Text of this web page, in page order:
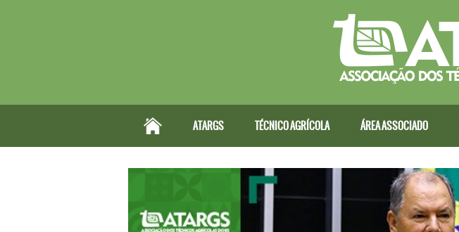
ATARGS TÉCNICO AGRÍCOLA ÁREA ASSOCIADO